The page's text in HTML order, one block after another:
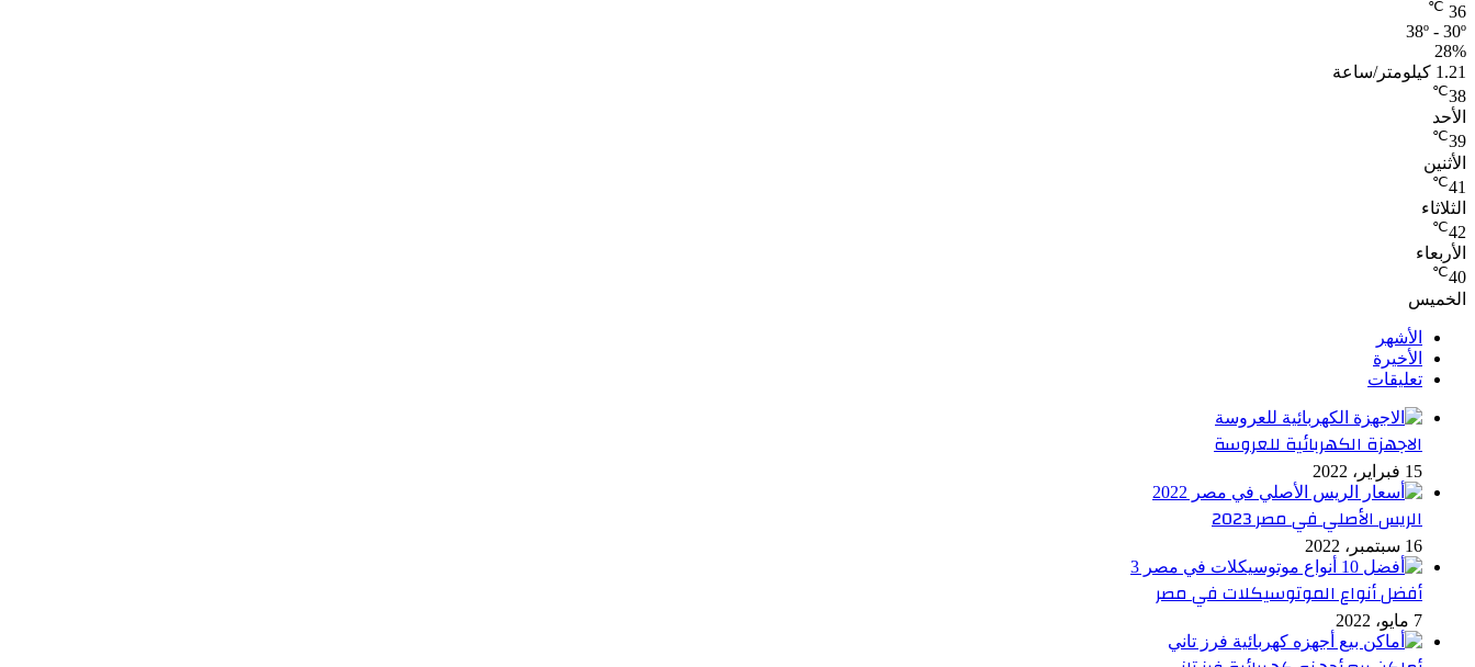
36
℃
38º - 30º
28%
1.21 كيلومتر/ساعة
38
℃
الأحد
39
℃
الأثنين
41
℃
الثلاثاء
42
℃
الأربعاء
40
℃
الخميس
الأشهر
الأخيرة
تعليقات
الاجهزة الكهربائية للعروسة
15 فبراير، 2022
الريس الأصلي في مصر 2023
16 سبتمبر، 2022
أفضل أنواع الموتوسيكلات في مصر
7 مايو، 2022